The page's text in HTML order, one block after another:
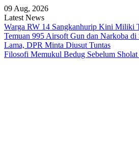
Skip
to
content
09 Aug, 2026
Latest News
Warga RW 14 Sangkanhurip Kini Miliki
Temuan 995 Airsoft Gun dan Narkoba di
Lama, DPR Minta Diusut Tuntas
Filosofi Memukul Bedug Sebelum Sholat